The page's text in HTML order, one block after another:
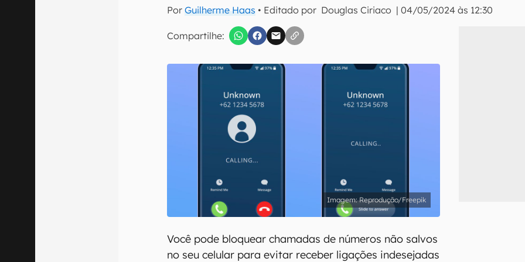
PorGuilherme Haas • Editado por Douglas Ciriaco |04/05/2024 às 12:30
Compartilhe:
Confirmo que li, aceito e concordo com os
Reprodução/Freepik
Você pode bloquear chamadas de números não salvos
no seu celular para evitar receber ligações indesejadas